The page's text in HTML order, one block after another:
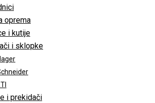
oprema
i kutije
i sklopke
i prekidači